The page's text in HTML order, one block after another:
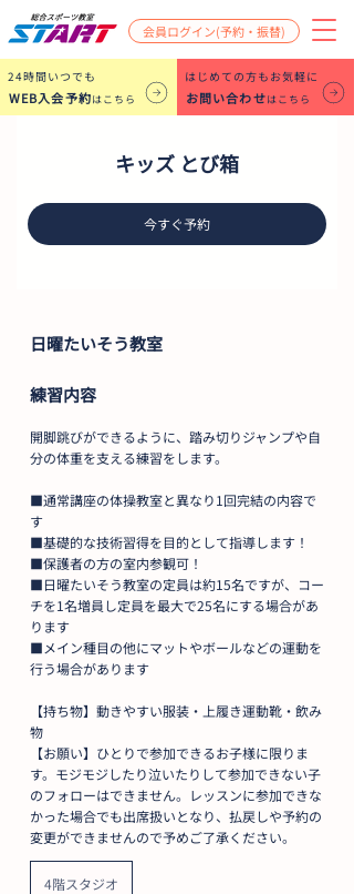
会員ログイン(予約・振替)
​24時間いつでも
WEB入会予約はこちら
はじめての方もお気軽に
お問い合わせはこちら
キッズ とび箱
今すぐ予約
日曜たいそう教室
練習内容
開脚跳びができるように、踏み切りジャンプや自
分の体重を支える練習をします。
■通常講座の体操教室と異なり1回完結の内容で
す
■基礎的な技術習得を目的として指導します！
■保護者の方の室内参観可！
■日曜たいそう教室の定員は約15名ですが、コー
チを1名増員し定員を最大で25名にする場合があ
ります
■メイン種目の他にマットやボールなどの運動を
行う場合があります
【持ち物】動きやすい服装・上履き運動靴・飲み
物
【お願い】ひとりで参加できるお子様に限りま
す。モジモジしたり泣いたりして参加できない子
のフォローはできません。レッスンに参加できな
かった場合でも出席扱いとなり、払戻しや予約の
変更ができませんので予めご了承ください。
4階スタジオ